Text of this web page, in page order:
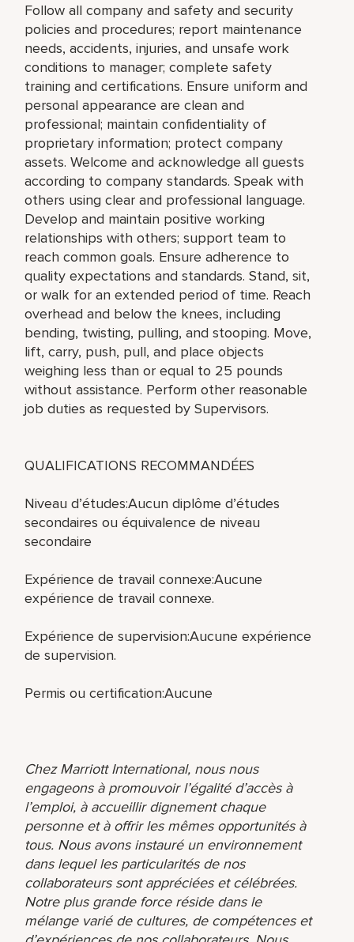
Follow all company and safety and security
policies and procedures; report maintenance
needs, accidents, injuries, and unsafe work
conditions to manager; complete safety
training and certifications. Ensure uniform and
personal appearance are clean and
professional; maintain confidentiality of
proprietary information; protect company
assets. Welcome and acknowledge all guests
according to company standards. Speak with
others using clear and professional language.
Develop and maintain positive working
relationships with others; support team to
reach common goals. Ensure adherence to
quality expectations and standards. Stand, sit,
or walk for an extended period of time. Reach
overhead and below the knees, including
bending, twisting, pulling, and stooping. Move,
lift, carry, push, pull, and place objects
weighing less than or equal to 25 pounds
without assistance. Perform other reasonable
job duties as requested by Supervisors.
QUALIFICATIONS RECOMMANDÉES
Niveau d’études:Aucun diplôme d’études
secondaires ou équivalence de niveau
secondaire
Expérience de travail connexe:Aucune
expérience de travail connexe.
Expérience de supervision:Aucune expérience
de supervision.
Permis ou certification:Aucune
Chez Marriott International, nous nous
engageons à promouvoir l’égalité d’accès à
l’emploi, à accueillir dignement chaque
personne et à offrir les mêmes opportunités à
tous. Nous avons instauré un environnement
dans lequel les particularités de nos
collaborateurs sont appréciées et célébrées.
Notre plus grande force réside dans le
mélange varié de cultures, de compétences et